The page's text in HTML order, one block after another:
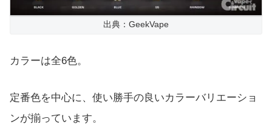
出典：GeekVape
カラーは全6色。
定番色を中心に、使い勝手の良いカラーバリエーショ
ンが揃っています。